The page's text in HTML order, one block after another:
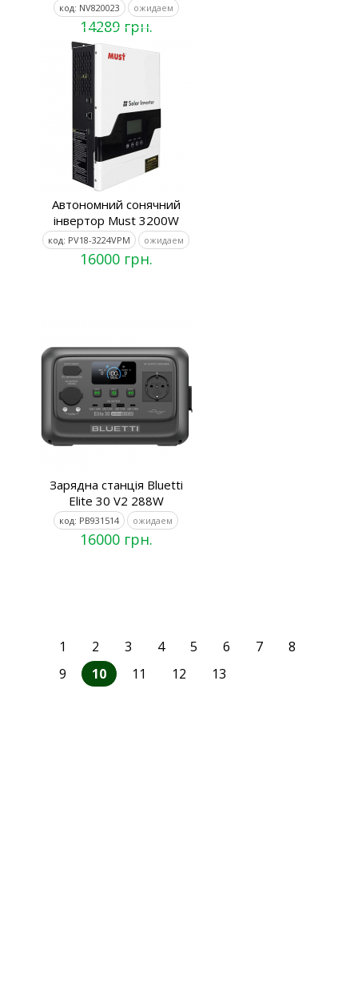
код: NV820023 ожидаем
14289 грн.
Автономний сонячний
інвертор Must 3200W
код: PV18-3224VPM ожидаем
16000 грн.
Зарядна станція Bluetti
Elite 30 V2 288W
код: PB931514 ожидаем
16000 грн.
1 2 3 4 5 6 7
8
9
10 11 12 13